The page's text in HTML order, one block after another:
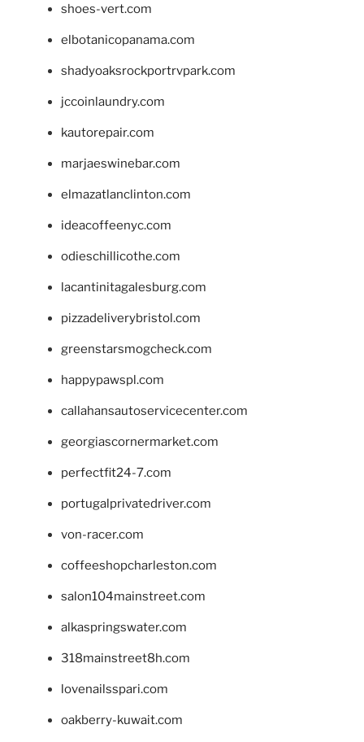
shoes-vert.com
elbotanicopanama.com
shadyoaksrockportrvpark.com
jccoinlaundry.com
kautorepair.com
marjaeswinebar.com
elmazatlanclinton.com
ideacoffeenyc.com
odieschillicothe.com
lacantinitagalesburg.com
pizzadeliverybristol.com
greenstarsmogcheck.com
happypawspl.com
callahansautoservicecenter.com
georgiascornermarket.com
perfectfit24-7.com
portugalprivatedriver.com
von-racer.com
coffeeshopcharleston.com
salon104mainstreet.com
alkaspringswater.com
318mainstreet8h.com
lovenailsspari.com
oakberry-kuwait.com